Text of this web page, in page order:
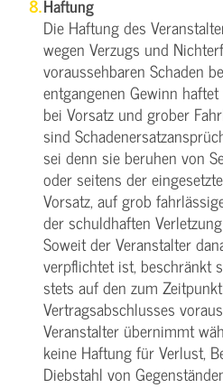
Haftung
Die Haftung des
wegen Verzugs und
voraussehbaren Schaden
entgangenen Gewinn
bei Vorsatz und grober
sind
sei denn sie beruhen von
oder seitens der
Vorsatz, auf grob
der schuldhaften
Soweit der Veranstalter
verpflichtet ist, beschränkt
stets auf den zum
Vertragsabschlusses
Veranstalter übernimmt
keine Haftung für Verlust,
Diebstahl von